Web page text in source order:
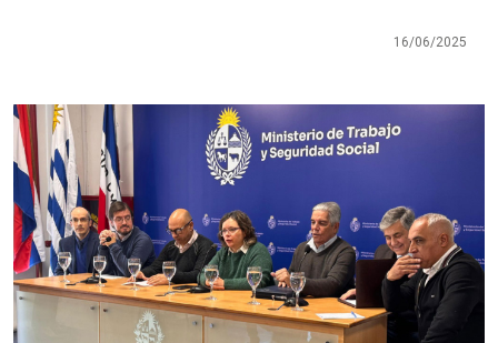
16/06/2025
Imagen